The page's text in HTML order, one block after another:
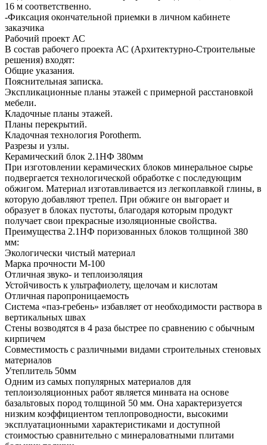
16 м соответственно.
-Фиксация окончательной приемки в личном кабинете
заказчика
Рабочий проект АС
В состав рабочего проекта АС (Архитектурно-Строительные
решения) входят:
Общие указания.
Пояснительная записка.
Экспликационные планы этажей с примерной расстановкой
мебели.
Кладочные планы этажей.
Планы перекрытий.
Кладочная технология Porotherm.
Разрезы и узлы.
Керамический блок 2.1НФ 380мм
При изготовлении керамических блоков минеральное сырье
подвергается технологической обработке с последующим
обжигом. Материал изготавливается из легкоплавкой глины, в
которую добавляют трепел. При обжиге он выгорает и
образует в блоках пустоты, благодаря которым продукт
получает свои прекрасные изоляционные свойства.
Преимущества 2.1НФ поризованных блоков толщиной 380
мм:
Экологически чистый материал
Марка прочности М-100
Отличная звуко- и теплоизоляция
Устойчивость к ультрафиолету, щелочам и кислотам
Отличная паропроницаемость
Система «паз-гребень» избавляет от необходимости раствора в
вертикальных швах
Стены возводятся в 4 раза быстрее по сравнению с обычным
кирпичем
Совместимость с различными видами строительных стеновых
материалов
Утеплитель 50мм
Одним из самых популярных материалов для
теплоизоляционных работ является минвата на основе
базальтовых пород толщиной 50 мм. Она характеризуется
низким коэффициентом теплопроводности, высокими
эксплуатационными характеристиками и доступной
стоимостью сравнительно с минераловатными плитами